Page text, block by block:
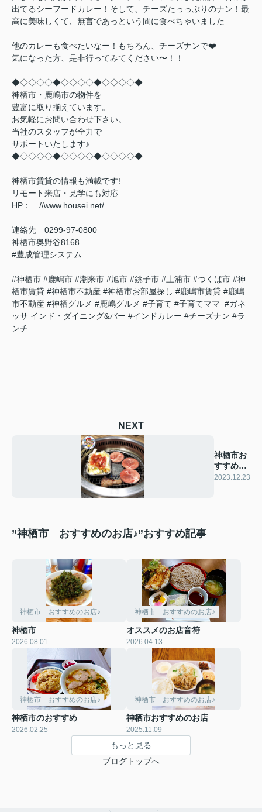
出てるシーフードカレー！そして、チーズたっっぷりのナン！最
高に美味しくて、無言であっという間に食べちゃいました
他のカレーも食べたいなー！もちろん、チーズナンで❤️
気になった方、是非行ってみてください〜！！
◆◇◇◇◇◆◇◇◇◇◆◇◇◇◇◆
神栖市・鹿嶋市の物件を
豊富に取り揃えています。
お気軽にお問い合わせ下さい。
当社のスタッフが全力で
サポートいたします♪
◆◇◇◇◇◆◇◇◇◇◆◇◇◇◇◆
神栖市賃貸の情報も満載です!
リモート来店・見学にも対応
HP： //www.housei.net/
連絡先 0299‐97‐0800
神栖市奥野谷8168
#豊成管理システム
#神栖市 #鹿嶋市 #潮来市 #旭市 #銚子市 #土浦市 #つくば市 #神
栖市賃貸 #神栖市不動産 #神栖市お部屋探し #鹿嶋市賃貸 #鹿嶋
市不動産 #神栖グルメ #鹿嶋グルメ #子育て #子育てママ #ガネ
ッサ インド・ダイニング&バー #インドカレー #チーズナン #ラ
ンチ
NEXT
神栖市お
すすめの
お店
2023.12.23
”神栖市 おすすめのお店♪”おすすめ記事
神栖市 おすすめのお店♪
神栖市
2026.08.01
神栖市 おすすめのお店♪
オススメのお店音符
2026.04.13
神栖市 おすすめのお店♪
神栖市のおすすめ
2026.02.25
神栖市 おすすめのお店♪
神栖市おすすめのお店
2025.11.09
もっと見る
ブログトップへ